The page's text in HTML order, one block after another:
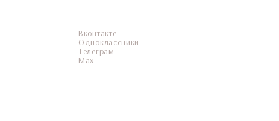
Вконтакте
Одноклассники
Телеграм
Мax